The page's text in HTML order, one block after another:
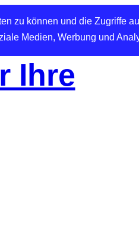
zu können und die Zugriffe
Medien, Werbung und
Ihre